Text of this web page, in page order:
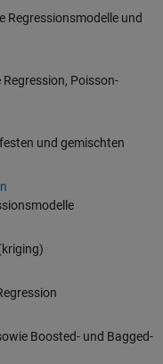
und
Poisson-
und gemischten
Boosted- und Bagged-